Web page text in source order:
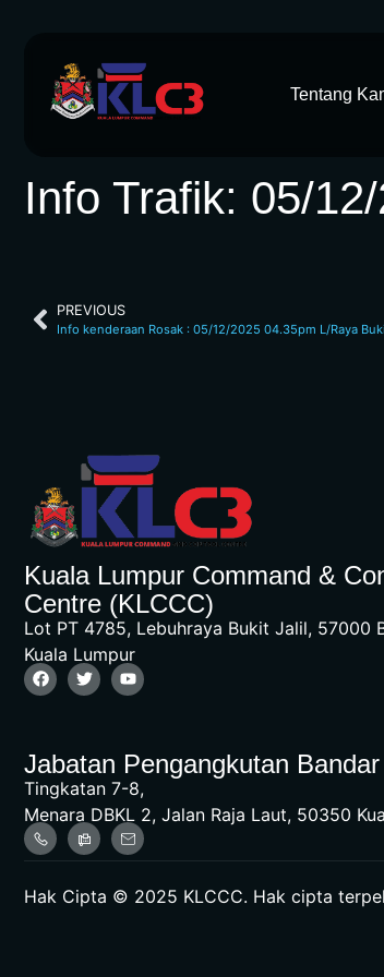
Tentang
Info Trafik: 05/
PREVIOUS
Info kenderaan Rosak : 05/12/2025 04.35pm L/Raya
Kuala Lumpur Command &
Centre (KLCCC)
Lot PT 4785, Lebuhraya Bukit Jalil, 57000
Kuala Lumpur
Jabatan Pengangkutan Bandar
Tingkatan 7-8,
Menara DBKL 2, Jalan Raja Laut, 50350
Hak Cipta © 2025 KLCCC. Hak cipta